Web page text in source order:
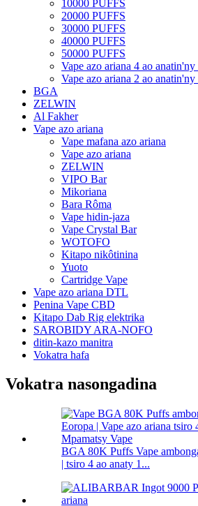
10000 PUFFS
20000 PUFFS
30000 PUFFS
40000 PUFFS
50000 PUFFS
Vape azo ariana 4 ao anatin'ny
Vape azo ariana 2 ao anatin'ny
BGA
ZELWIN
Al Fakher
Vape azo ariana
Vape mafana azo ariana
Vape azo ariana
ZELWIN
VIPO Bar
Mikoriana
Bara Rôma
Vape hidin-jaza
Vape Crystal Bar
WOTOFO
Kitapo nikôtinina
Yuoto
Cartridge Vape
Vape azo ariana DTL
Penina Vape CBD
Kitapo Dab Rig elektrika
SAROBIDY ARA-NOFO
ditin-kazo manitra
Vokatra hafa
Vokatra nasongadina
BGA 80K Puffs Vape
| tsiro 4 ao anaty 1...